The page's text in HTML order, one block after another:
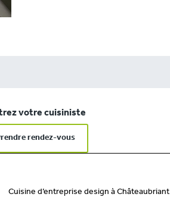
votre cuisiniste
rendez-vous
Cuisine d’entreprise design à Châteaubriant